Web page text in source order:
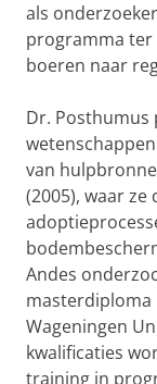
als
programma ter
boeren naar
Dr. Posthumus
van
(2005), waar
Andes
masterdiploma
Wageningen
kwalificaties
training in